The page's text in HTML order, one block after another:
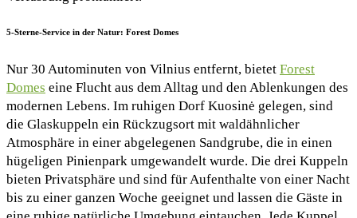
5-Sterne-Service in der Natur: Forest Domes
Nur 30 Autominuten von Vilnius entfernt, bietet Forest
Domes eine Flucht aus dem Alltag und den Ablenkungen des
modernen Lebens. Im ruhigen Dorf Kuosinė gelegen, sind
die Glaskuppeln ein Rückzugsort mit waldähnlicher
Atmosphäre in einer abgelegenen Sandgrube, die in einen
hügeligen Pinienpark umgewandelt wurde. Die drei Kuppeln
bieten Privatsphäre und sind für Aufenthalte von einer Nacht
bis zu einer ganzen Woche geeignet und lassen die Gäste in